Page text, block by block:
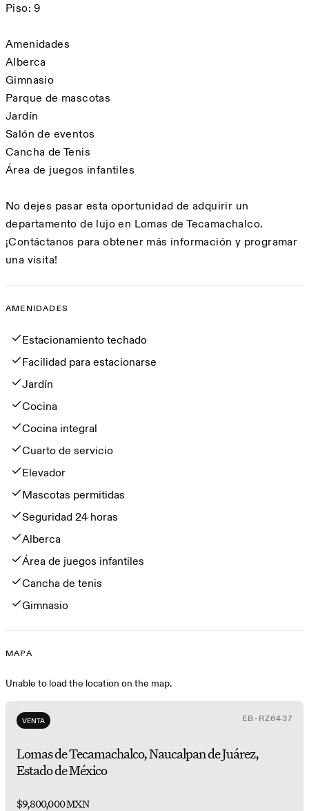
Piso: 9
Amenidades
Alberca
Gimnasio
Parque de mascotas
Jardín
Salón de eventos
Cancha de Tenis
Área de juegos infantiles
No dejes pasar esta oportunidad de adquirir un
departamento de lujo en Lomas de Tecamachalco.
¡Contáctanos para obtener más información y programar
una visita!
Amenidades
AMENIDADES
Estacionamiento techado
Facilidad para estacionarse
Jardín
Cocina
Cocina integral
Cuarto de servicio
Elevador
Mascotas permitidas
Seguridad 24 horas
Alberca
Área de juegos infantiles
Cancha de tenis
Gimnasio
Mapa
MAPA
Unable to load the location on the map.
VENTA EB-RZ6437
Lomas de Tecamachalco, Naucalpan de Juárez,
Estado de México
$9,800,000 MXN